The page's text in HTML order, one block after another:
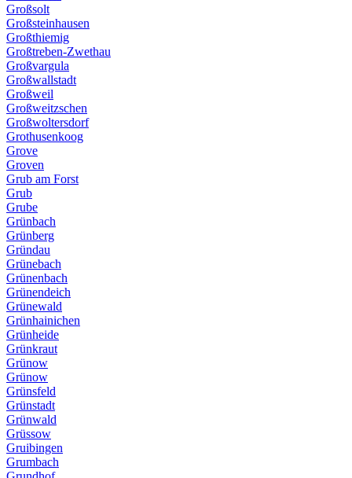
Großsolt
Großsteinhausen
Großthiemig
Großtreben-Zwethau
Großvargula
Großwallstadt
Großweil
Großweitzschen
Großwoltersdorf
Grothusenkoog
Grove
Groven
Grub am Forst
Grub
Grube
Grünbach
Grünberg
Gründau
Grünebach
Grünenbach
Grünendeich
Grünewald
Grünhainichen
Grünheide
Grünkraut
Grünow
Grünow
Grünsfeld
Grünstadt
Grünwald
Grüssow
Gruibingen
Grumbach